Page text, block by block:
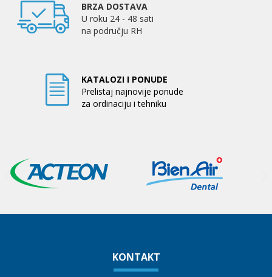
BRZA DOSTAVA
U roku 24 - 48 sati
na području RH
KATALOZI I PONUDE
Prelistaj najnovije ponude
za ordinaciju i tehniku
KONTAKT